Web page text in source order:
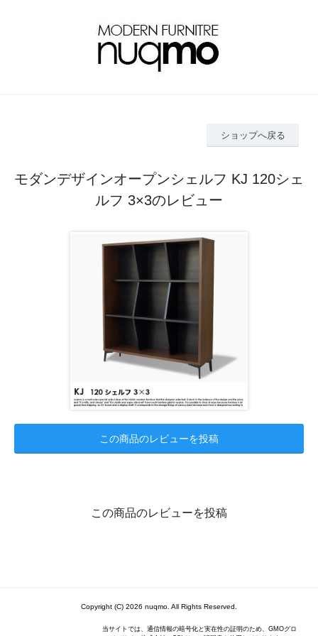
ショップへ戻る
モダンデザインオープンシェルフ KJ 120シェ
ルフ 3×3のレビュー
この商品のレビューを投稿
この商品のレビューを投稿
Copyright (C) 2026 nuqmo. All Rights Reserved.
当サイトでは、通信情報の暗号化と実在性の証明のため、GMOグロ